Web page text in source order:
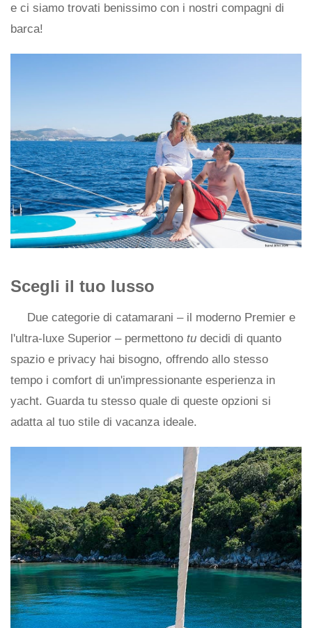
e ci siamo trovati benissimo con i nostri compagni di
barca!
Scegli il tuo lusso
Due categorie di catamarani – il moderno Premier e
l'ultra-luxe Superior – permettono tu decidi di quanto
spazio e privacy hai bisogno, offrendo allo stesso
tempo i comfort di un'impressionante esperienza in
yacht. Guarda tu stesso quale di queste opzioni si
adatta al tuo stile di vacanza ideale.